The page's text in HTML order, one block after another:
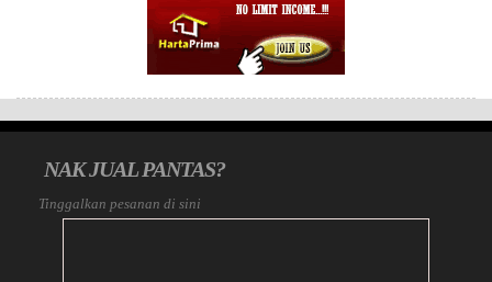
NAK JUAL PANTAS?
Tinggalkan pesanan di sini